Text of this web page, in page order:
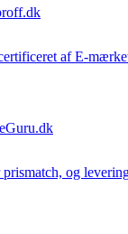
af E-
og